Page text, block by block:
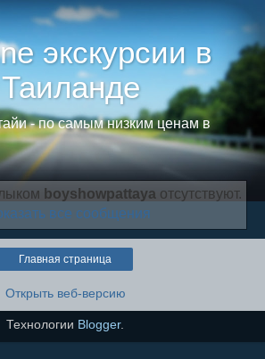
экскурсии в
- по самым низким ценам в
boyshowpattaya отсутствуют.
все сообщения
Главная страница
Открыть веб-версию
Технологии Blogger.